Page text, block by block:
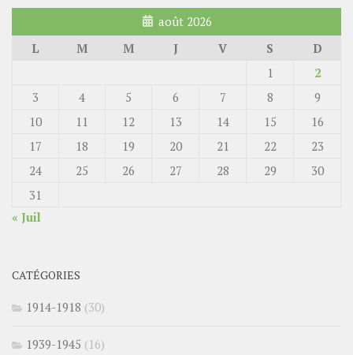
août 2026
L
M M J V S
D
1
2
3
4 5 6 7 8
9
10
11 12 13 14 15
16
17
18 19 20 21 22
23
24
25 26 27 28 29
30
31
« Juil
CATÉGORIES
1914-1918 (30)
1939-1945 (16)